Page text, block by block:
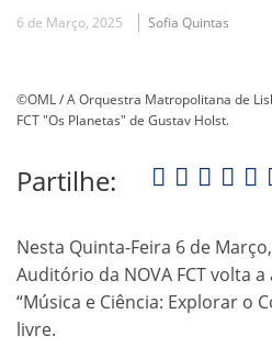
6 de Março, 2025 Sofia Quintas
©OML / A Orquestra Matropolitana de
FCT "Os Planetas" de Gustav Holst.
Partilhe:
Nesta Quinta-Feira 6 de
Auditório da NOVA FCT volta
“Música e Ciência: Explorar o
livre.